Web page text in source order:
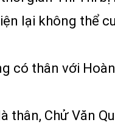
lại không thể
có thân với
thân, Chử Văn